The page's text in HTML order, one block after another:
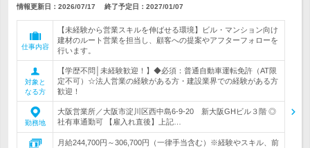
情報更新日：2026/07/17 終了予定日： 2027/01/07
仕事内容
【未経験から営業スキルを伸ばせる環境】ビル・マンション向け
建材のルート営業を担当し、顧客への提案やアフターフォローを
行います。
対象と
なる方
【学歴不問│未経験歓迎！】◆必須：普通自動車運転免許（AT限
定不可）☆法人営業の経験がある方・建設業界での経験がある方
歓迎！
勤務地
大阪営業所／大阪市淀川区西中島6-9-20 新大阪GHビル３階 ◎
社有車通勤可 【雇入れ直後】上記…
月給244,700円～306,700円（一律手当含む）※経験やスキル、前